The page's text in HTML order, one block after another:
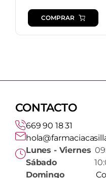
COMPRAR
CONTACTO
669 90 18 31
Lunes - Viernes
Sábado10:00 -
Domingo